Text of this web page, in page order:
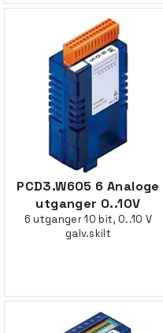
PCD3.W605 6 Analoge
utganger 0..10V
6 utganger 10 bit, 0..10 V
galv.skilt